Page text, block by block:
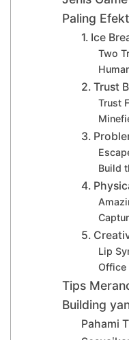
Paling
1. Ice
Two
2. Trust
Trust
3.
Build
4.
5.
Lip
Office
Tips
Building
Pahami